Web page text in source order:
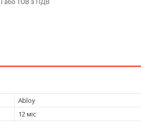
Abloy
12 міс